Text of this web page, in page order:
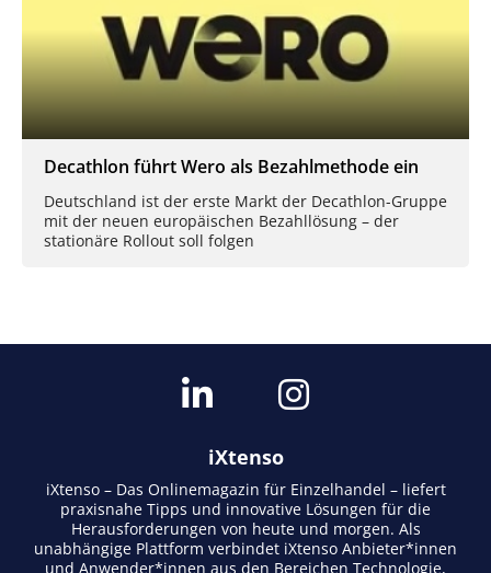
Decathlon führt Wero als Bezahlmethode ein
Deutschland ist der erste Markt der Decathlon-Gruppe
mit der neuen europäischen Bezahllösung – der
stationäre Rollout soll folgen
iXtenso
iXtenso – Das Onlinemagazin für Einzelhandel – liefert
praxisnahe Tipps und innovative Lösungen für die
Herausforderungen von heute und morgen. Als
unabhängige Plattform verbindet iXtenso Anbieter*innen
und Anwender*innen aus den Bereichen Technologie,